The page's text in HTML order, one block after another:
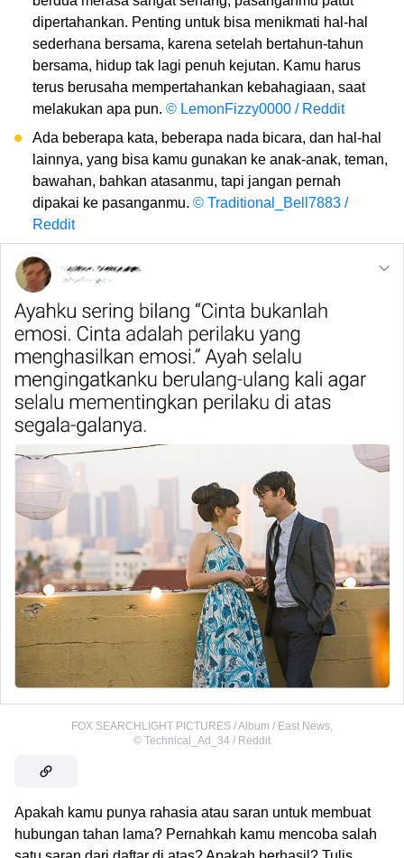
dipertahankan. Penting untuk bisa menikmati hal-hal
sederhana bersama, karena setelah bertahun-tahun
bersama, hidup tak lagi penuh kejutan. Kamu harus
terus berusaha mempertahankan kebahagiaan, saat
melakukan apa pun. © LemonFizzy0000 / Reddit
Ada beberapa kata, beberapa nada bicara, dan hal-hal
lainnya, yang bisa kamu gunakan ke anak-anak, teman,
bawahan, bahkan atasanmu, tapi jangan pernah
dipakai ke pasanganmu. © Traditional_Bell7883 /
Reddit
FOX SEARCHLIGHT PICTURES / Album / East News,
© Technical_Ad_34 / Reddit
Apakah kamu punya rahasia atau saran untuk membuat
hubungan tahan lama? Pernahkah kamu mencoba salah